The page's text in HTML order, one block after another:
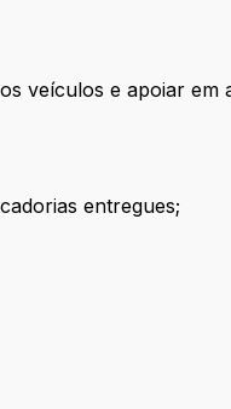
veículos e apoiar em
entregues;